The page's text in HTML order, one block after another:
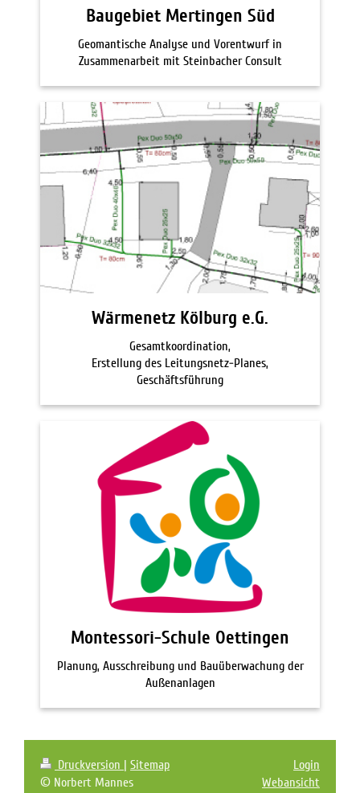
Baugebiet Mertingen Süd
Geomantische Analyse und Vorentwurf in
Zusammenarbeit mit Steinbacher Consult
Wärmenetz Kölburg e.G.
Gesamtkoordination,
Erstellung des Leitungsnetz-Planes,
Geschäftsführung
Montessori-Schule Oettingen
Planung, Ausschreibung und Bauüberwachung der
Außenanlagen
Druckversion | Sitemap
© Norbert Mannes
Login
Webansicht